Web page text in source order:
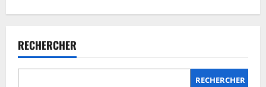
en
Lozère
:
mon
RECHERCHER
RECHERCHER